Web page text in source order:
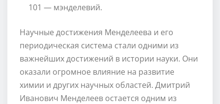
101 — мэнделевий.
Научные достижения Менделеева и его
периодическая система стали одними из
важнейших достижений в истории науки. Они
оказали огромное влияние на развитие
химии и других научных областей. Дмитрий
Иванович Менделеев остается одним из